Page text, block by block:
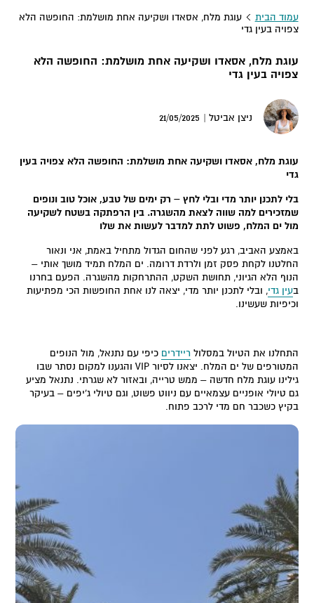
עמוד הבית
עוגת מלח, אסאדו ושקיעה אחת מושלמת: החופשה הלא
צפויה בעין גדי
עוגת מלח, אסאדו ושקיעה אחת מושלמת: החופשה הלא
צפויה בעין גדי
ניצן אביטל | 21/05/2025
עוגת מלח, אסאדו ושקיעה אחת מושלמת: החופשה הלא צפויה בעין
גדי
בלי לתכנן יותר מדי ובלי לחץ – רק ימים של טבע, אוכל טוב ונופים
שמזכירים למה שווה לצאת מהשגרה. בין הרפתקה בשטח לשקיעה
מול ים המלח, פשוט לתת למדבר לעשות את שלו
באמצע האביב, רגע לפני שהחום הגדול מתחיל באמת, אני ונאור
החלטנו לקחת פסק זמן ולרדת דרומה. ים המלח תמיד מושך אותי –
הנוף הלא הגיוני, תחושת השקט, ההתרחקות מהשגרה. הפעם בחרנו
בעין גדי, ובלי לתכנן יותר מדי, יצאה לנו אחת החופשות הכי מפתיעות
וכיפיות שעשינו.
התחלנו את הטיול במסלולריידרים כיפי עם נתנאל, מול הנופים
המטורפים של ים המלח. יצאנו לסיור VIP והגענו למקום נסתר שבו
גילינו עוגת מלח חדשה – ממש טרייה, ובאזור לא שגרתי. נתנאל מציע
גם טיולי אופניים עצמאיים עם ניווט פשוט, וגם טיולי ג'יפים – בעיקר
בקיץ כשכבר חם מדי לרכב פתוח.